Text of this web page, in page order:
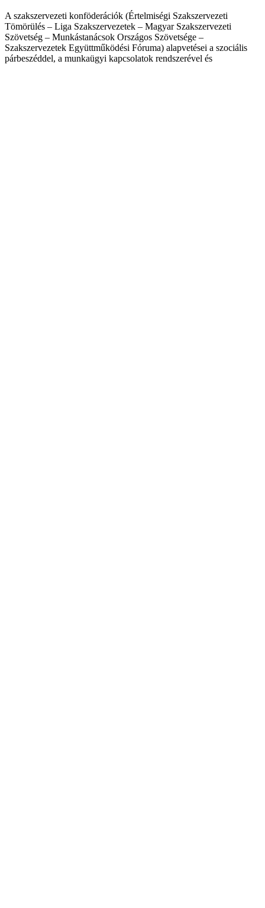
A szakszervezeti konföderációk (Értelmiségi Szakszervezeti
Tömörülés – Liga Szakszervezetek – Magyar Szakszervezeti
Szövetség – Munkástanácsok Országos Szövetsége –
Szakszervezetek Együttműködési Fóruma) alapvetései a szociális
párbeszéddel, a munkaügyi kapcsolatok rendszerével és